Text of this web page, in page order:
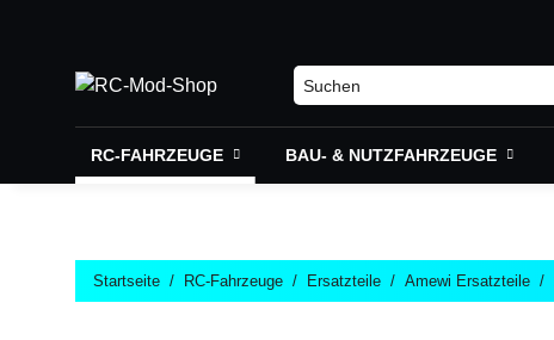
RC-FAHRZEUGE BAU- & NUTZFAHRZEUGE
Startseite RC-Fahrzeuge Ersatzteile Amewi Ersatzteile